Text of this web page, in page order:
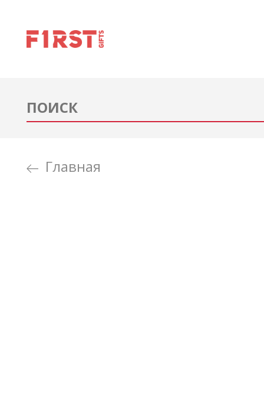
Главная